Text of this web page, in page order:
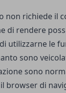
richiede il
di rendere
utilizzarne le
sono
sono
browser di